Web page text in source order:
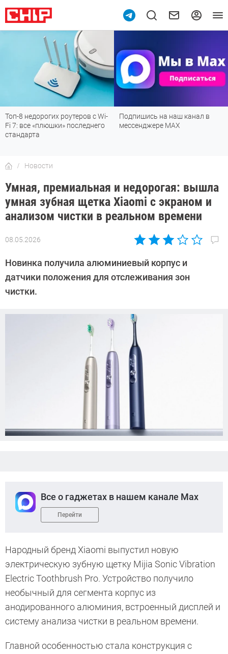
Топ-8 недорогих роутеров с Wi-
Fi 7: все «плюшки» последнего
стандарта
Подпишись на наш канал в
мессенджере МАХ
Новости
Умная, премиальная и недорогая: вышла
умная зубная щетка Xiaomi с экраном и
анализом чистки в реальном времени
08.05.2026
Автор:
Довлатова
Новинка получила алюминиевый корпус и
датчики положения для отслеживания зон
чистки.
Все о гаджетах в нашем канале Max
Перейти
Народный бренд Xiaomi выпустил новую
электрическую зубную щетку Mijia Sonic Vibration
Electric Toothbrush Pro. Устройство получило
необычный для сегмента корпус из
анодированного алюминия, встроенный дисплей и
систему анализа чистки в реальном времени.
Главной особенностью стала конструкция с